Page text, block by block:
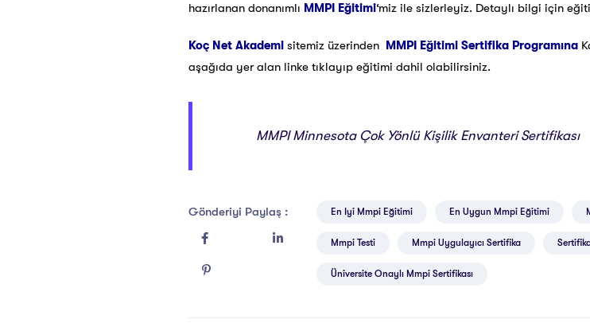
hazırlanan donanımlı MMPI Eğitimi‘miz ile sizlerleyiz. Detaylı bilgi için
Koç Net Akademi sitemiz üzerinden MMPI Eğitimi Sertifika Programına
aşağıda yer alan linke tıklayıp eğitimi dahil olabilirsiniz.
MMPI Minnesota Çok Yönlü Kişilik Envanteri Sertifikası
Gönderiyi Paylaş : En Iyi Mmpi Eğitimi En Uygun Mmpi Eğitimi
Mmpi Testi Mmpi Uygulayıcı Sertifika
Üniversite Onaylı Mmpi Sertifikası